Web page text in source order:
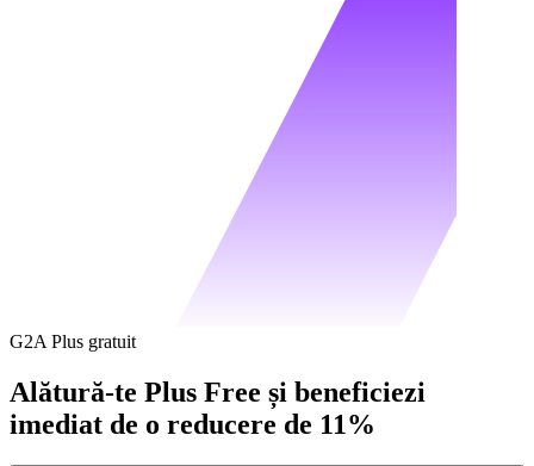
G2A Plus gratuit
Alătură-te Plus Free și beneficiezi
imediat de o reducere de 11%